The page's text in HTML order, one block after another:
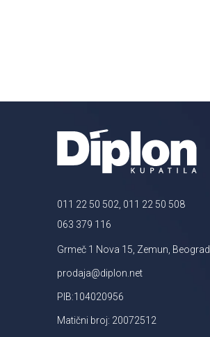
011 22 50 502, 011 22 50 508
063 379 116
Grmeč 1 Nova 15, Zemun, Beograd
prodaja@diplon.net
PIB:104020956
Matični broj: 20072512